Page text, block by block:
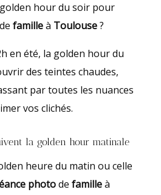
hour du soir pour
defamilleà Toulouse?
en été, la golden hour du
des teintes chaudes,
par toutes les nuances
vos clichés.
la golden hour matinale
heure du matin ou celle
photode familleà